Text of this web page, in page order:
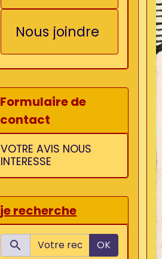
Nous joindre
Formulaire de
contact
VOTRE AVIS NOUS
INTERESSE
je recherche
OK